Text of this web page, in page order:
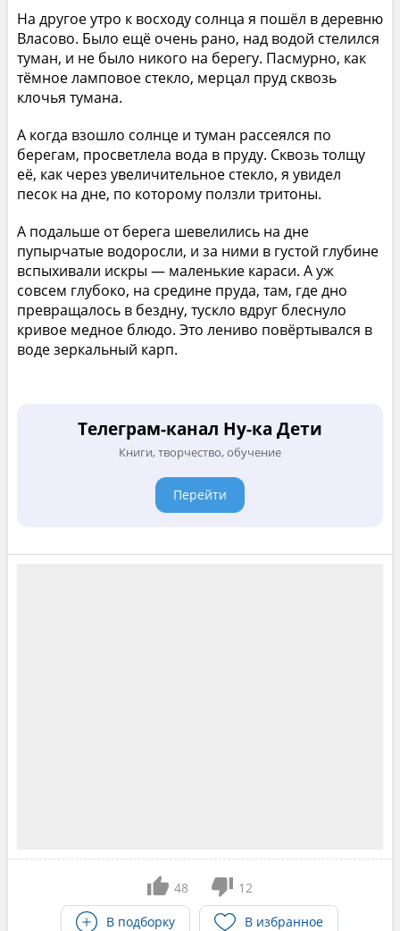
На другое утро к восходу солнца я пошёл в деревню
Власово. Было ещё очень рано, над водой стелился
туман, и не было никого на берегу. Пасмурно, как
тёмное ламповое стекло, мерцал пруд сквозь
клочья тумана.
А когда взошло солнце и туман рассеялся по
берегам, просветлела вода в пруду. Сквозь толщу
её, как через увеличительное стекло, я увидел
песок на дне, по которому ползли тритоны.
А подальше от берега шевелились на дне
пупырчатые водоросли, и за ними в густой глубине
вспыхивали искры — маленькие караси. А уж
совсем глубоко, на средине пруда, там, где дно
превращалось в бездну, тускло вдруг блеснуло
кривое медное блюдо. Это лениво повёртывался в
воде зеркальный карп.
Телеграм-канал Ну-ка Дети
Книги, творчество, обучение
Перейти
48
12
В подборку
В избранное